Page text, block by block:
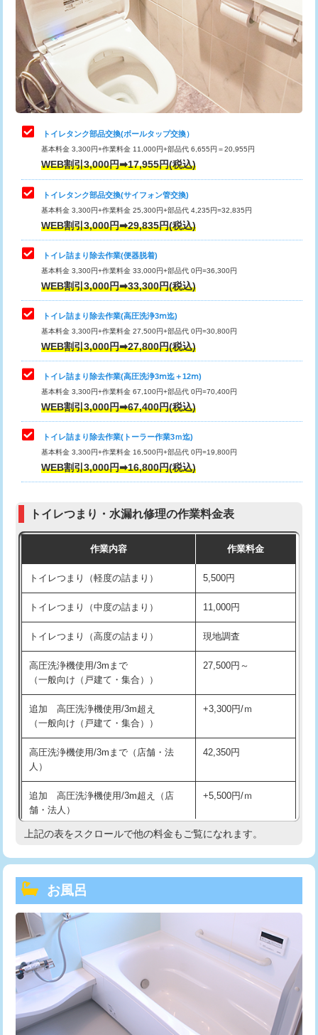
トイレタンク部品交換(ボールタップ交換）
基本料金 3,300円+作業料金 11,000円+部品代 6,655円＝20,955円
WEB割引3,000円➡17,955円(税込)
トイレタンク部品交換(サイフォン管交換)
基本料金 3,300円+作業料金 25,300円+部品代 4,235円=32,835円
WEB割引3,000円➡29,835円(税込)
トイレ詰まり除去作業(便器脱着)
基本料金 3,300円+作業料金 33,000円+部品代 0円=36,300円
WEB割引3,000円➡33,300円(税込)
トイレ詰まり除去作業(高圧洗浄3ⅿ迄)
基本料金 3,300円+作業料金 27,500円+部品代 0円=30,800円
WEB割引3,000円➡27,800円(税込)
トイレ詰まり除去作業(高圧洗浄3ⅿ迄＋12ⅿ)
基本料金 3,300円+作業料金 67,100円+部品代 0円=70,400円
WEB割引3,000円➡67,400円(税込)
トイレ詰まり除去作業(トーラー作業3ｍ迄)
基本料金 3,300円+作業料金 16,500円+部品代 0円=19,800円
WEB割引3,000円➡16,800円(税込)
トイレつまり・水漏れ修理の作業料金表
作業内容 作業料金
トイレつまり（軽度の詰まり） 5,500円
トイレつまり（中度の詰まり） 11,000円
トイレつまり（高度の詰まり） 現地調査
高圧洗浄機使用/3mまで
（一般向け（戸建て・集合））
27,500円～
追加 高圧洗浄機使用/3m超え
（一般向け（戸建て・集合））
+3,300円/ｍ
高圧洗浄機使用/3mまで（店舗・法
人）
42,350円
追加 高圧洗浄機使用/3m超え（店
舗・法人）
+5,500円/ｍ
高度高圧洗浄換 現地調査
トーラー機使用/3mまで
追加トーラー機使用/3m超え
カメラ調査 33,000円
桝清掃 8,800円
止水・漏水調査・防水処理・清掃・修
理・調整・分解・加工など（軽作業）
上記の表をスクロールで他の料金もご覧になれます。
お風呂